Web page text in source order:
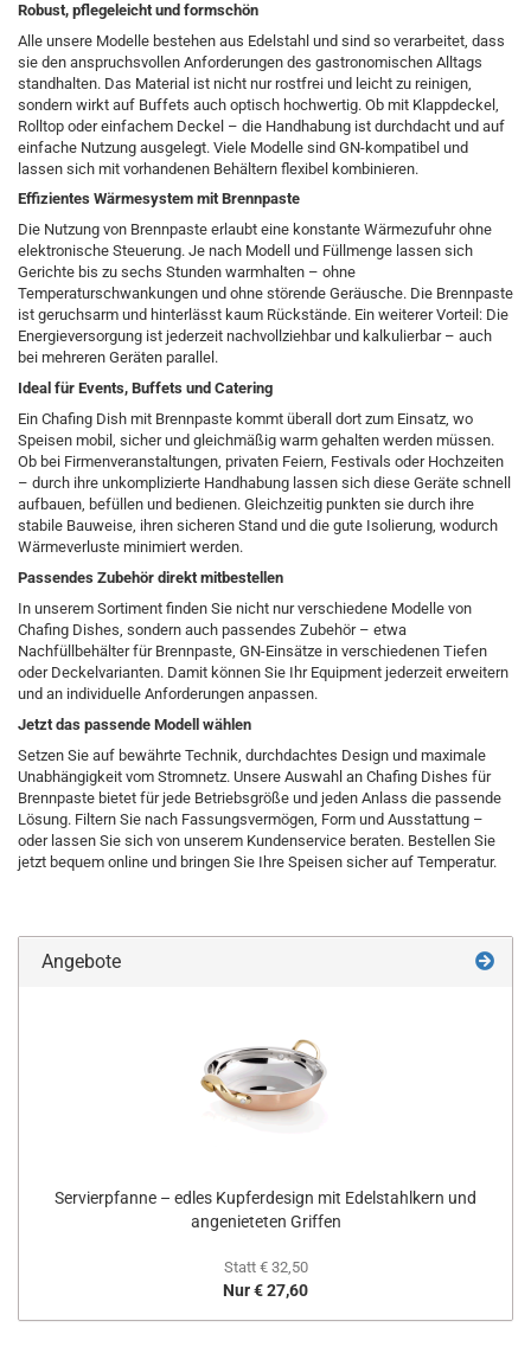
Robust, pflegeleicht und formschön
Alle unsere Modelle bestehen aus Edelstahl und sind so verarbeitet, dass
sie den anspruchsvollen Anforderungen des gastronomischen Alltags
standhalten. Das Material ist nicht nur rostfrei und leicht zu reinigen,
sondern wirkt auf Buffets auch optisch hochwertig. Ob mit Klappdeckel,
Rolltop oder einfachem Deckel – die Handhabung ist durchdacht und auf
einfache Nutzung ausgelegt. Viele Modelle sind GN-kompatibel und
lassen sich mit vorhandenen Behältern flexibel kombinieren.
Effizientes Wärmesystem mit Brennpaste
Die Nutzung von Brennpaste erlaubt eine konstante Wärmezufuhr ohne
elektronische Steuerung. Je nach Modell und Füllmenge lassen sich
Gerichte bis zu sechs Stunden warmhalten – ohne
Temperaturschwankungen und ohne störende Geräusche. Die Brennpaste
ist geruchsarm und hinterlässt kaum Rückstände. Ein weiterer Vorteil: Die
Energieversorgung ist jederzeit nachvollziehbar und kalkulierbar – auch
bei mehreren Geräten parallel.
Ideal für Events, Buffets und Catering
Ein Chafing Dish mit Brennpaste kommt überall dort zum Einsatz, wo
Speisen mobil, sicher und gleichmäßig warm gehalten werden müssen.
Ob bei Firmenveranstaltungen, privaten Feiern, Festivals oder Hochzeiten
– durch ihre unkomplizierte Handhabung lassen sich diese Geräte schnell
aufbauen, befüllen und bedienen. Gleichzeitig punkten sie durch ihre
stabile Bauweise, ihren sicheren Stand und die gute Isolierung, wodurch
Wärmeverluste minimiert werden.
Passendes Zubehör direkt mitbestellen
In unserem Sortiment finden Sie nicht nur verschiedene Modelle von
Chafing Dishes, sondern auch passendes Zubehör – etwa
Nachfüllbehälter für Brennpaste, GN-Einsätze in verschiedenen Tiefen
oder Deckelvarianten. Damit können Sie Ihr Equipment jederzeit erweitern
und an individuelle Anforderungen anpassen.
Jetzt das passende Modell wählen
Setzen Sie auf bewährte Technik, durchdachtes Design und maximale
Unabhängigkeit vom Stromnetz. Unsere Auswahl an Chafing Dishes für
Brennpaste bietet für jede Betriebsgröße und jeden Anlass die passende
Lösung. Filtern Sie nach Fassungsvermögen, Form und Ausstattung –
oder lassen Sie sich von unserem Kundenservice beraten. Bestellen Sie
jetzt bequem online und bringen Sie Ihre Speisen sicher auf Temperatur.
Angebote
Servierpfanne – edles Kupferdesign mit Edelstahlkern und
angenieteten Griffen
Statt € 32,50
Nur € 27,60